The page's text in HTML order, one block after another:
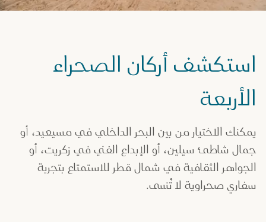
استكشف أركان الصحراء
الأربعة
يمكنك الاختيار من بين البحر الداخلي في مسيعيد، أو
جمال شاطئ سيلين، أو الإبداع الفني في زكريت، أو
الجواهر الثقافية في شمال قطر للاستمتاع بتجربة
سفاري صحراوية لا تُنسى.